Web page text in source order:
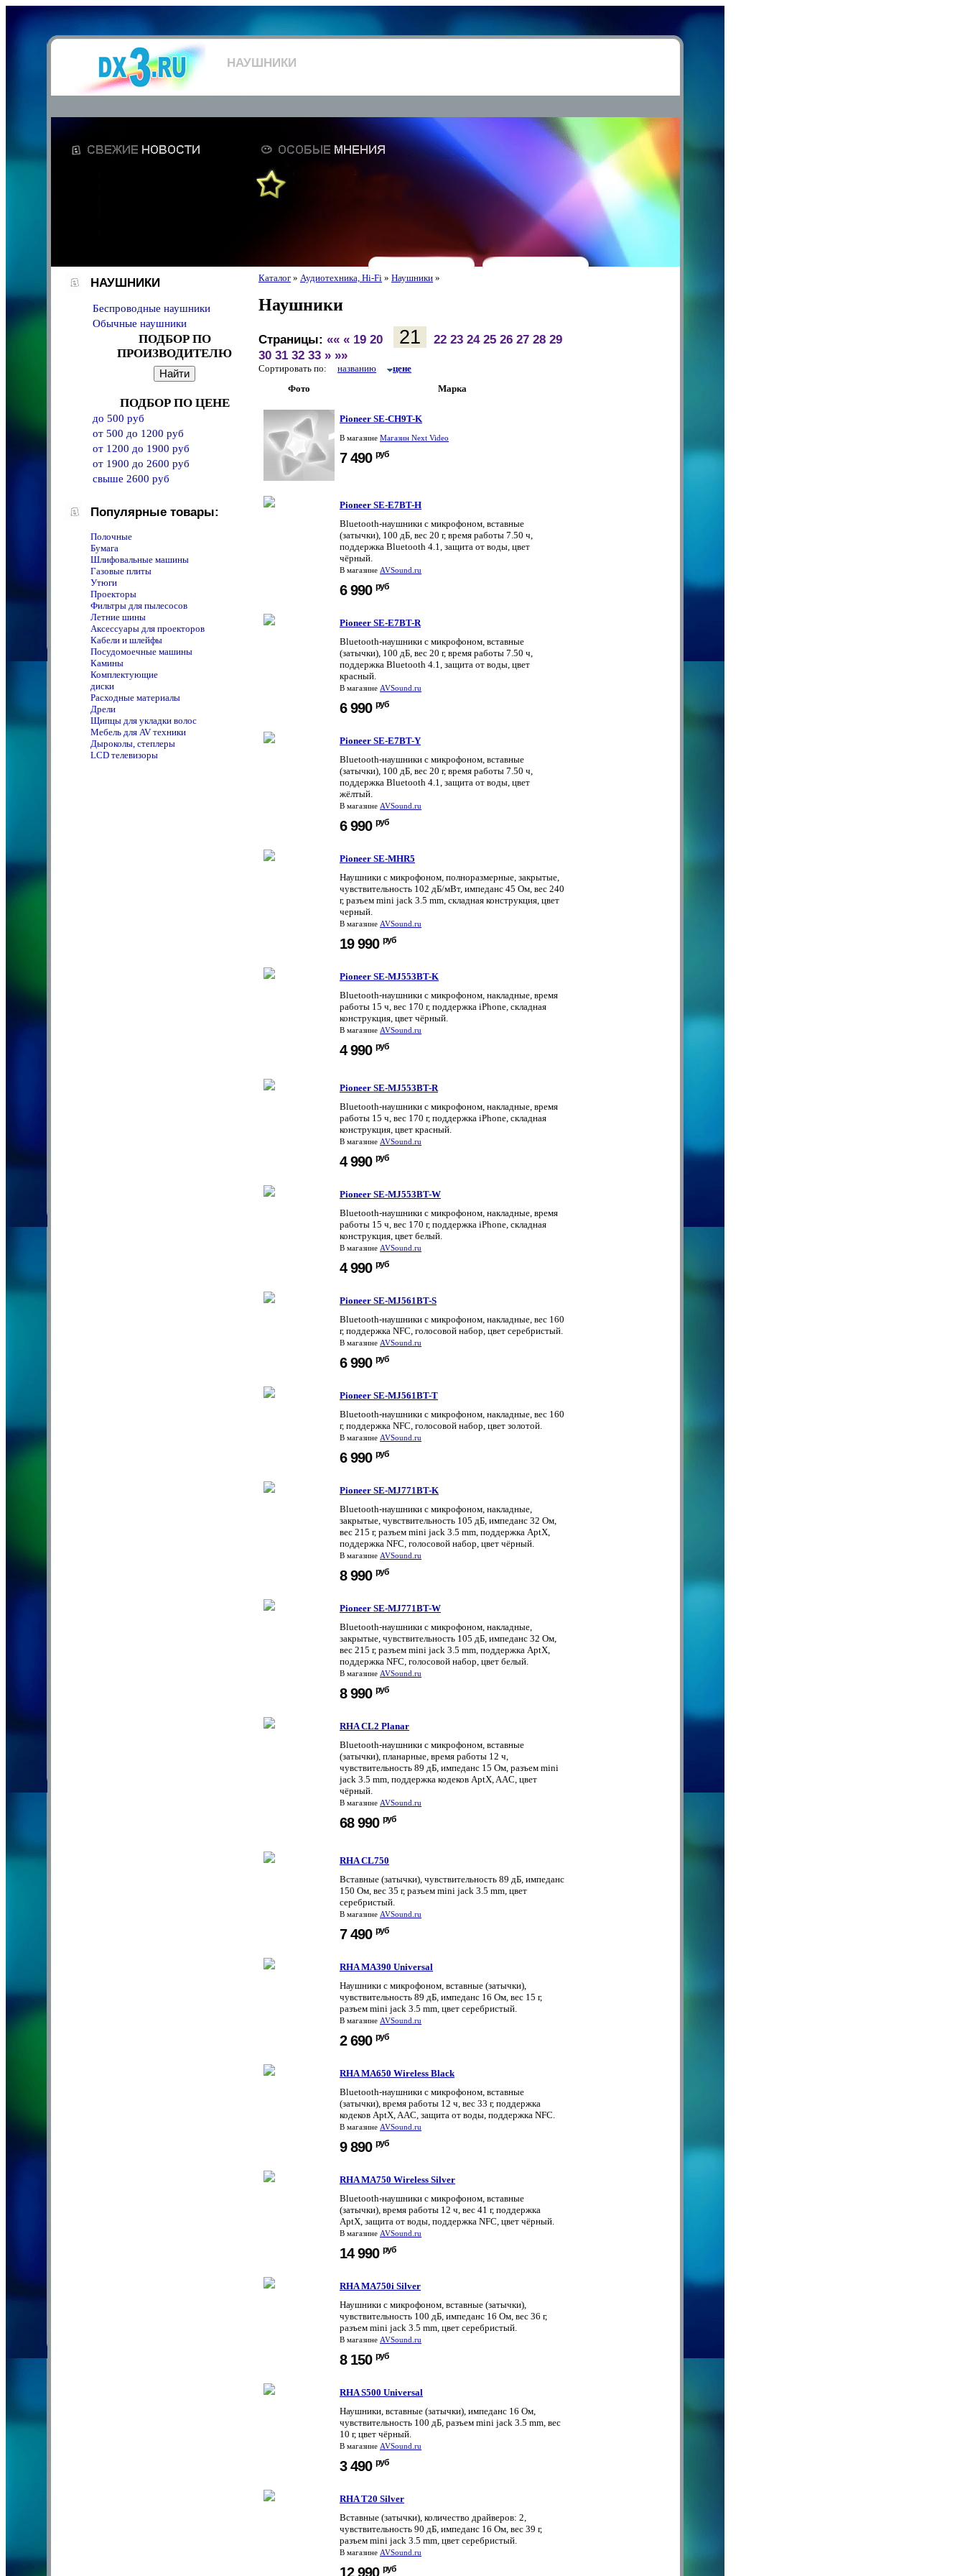
НАУШНИКИ
НАУШНИКИ
Беспроводные наушники
Обычные наушники
ПОДБОР ПО
ПРОИЗВОДИТЕЛЮ
ПОДБОР ПО ЦЕНЕ
до 500 руб
от 500 до 1200 руб
от 1200 до 1900 руб
от 1900 до 2600 руб
свыше 2600 руб
Популярные товары:
Полочные
Бумага
Шлифовальные машины
Газовые плиты
Утюги
Проекторы
Фильтры для пылесосов
Летние шины
Аксессуары для проекторов
Кабели и шлейфы
Посудомоечные машины
Камины
Комплектующие
диски
Расходные материалы
Дрели
Щипцы для укладки волос
Мебель для AV техники
Дыроколы, степлеры
LCD телевизоры
Каталог » Аудиотехника, Hi-Fi » Наушники »
Наушники
Страницы: «« « 19 20 21 22 23 24 25 26 27 28 29
30 31 32 33 » »»
Сортировать по: названию
цене
Фото
Марка
Pioneer SE-CH9T-K
В магазине Магазин Next Video
7 490 руб
Pioneer SE-E7BT-H
Bluetooth-наушники с микрофоном, вставные
(затычки), 100 дБ, вес 20 г, время работы 7.50 ч,
поддержка Bluetooth 4.1, защита от воды, цвет
чёрный.
В магазине AVSound.ru
6 990 руб
Pioneer SE-E7BT-R
Bluetooth-наушники с микрофоном, вставные
(затычки), 100 дБ, вес 20 г, время работы 7.50 ч,
поддержка Bluetooth 4.1, защита от воды, цвет
красный.
В магазине AVSound.ru
6 990 руб
Pioneer SE-E7BT-Y
Bluetooth-наушники с микрофоном, вставные
(затычки), 100 дБ, вес 20 г, время работы 7.50 ч,
поддержка Bluetooth 4.1, защита от воды, цвет
жёлтый.
В магазине AVSound.ru
6 990 руб
Pioneer SE-MHR5
Наушники с микрофоном, полноразмерные, закрытые,
чувствительность 102 дБ/мВт, импеданс 45 Ом, вес 240
г, разъем mini jack 3.5 mm, складная конструкция, цвет
черный.
В магазине AVSound.ru
19 990 руб
Pioneer SE-MJ553BT-K
Bluetooth-наушники с микрофоном, накладные, время
работы 15 ч, вес 170 г, поддержка iPhone, складная
конструкция, цвет чёрный.
В магазине AVSound.ru
4 990 руб
Pioneer SE-MJ553BT-R
Bluetooth-наушники с микрофоном, накладные, время
работы 15 ч, вес 170 г, поддержка iPhone, складная
конструкция, цвет красный.
В магазине AVSound.ru
4 990 руб
Pioneer SE-MJ553BT-W
Bluetooth-наушники с микрофоном, накладные, время
работы 15 ч, вес 170 г, поддержка iPhone, складная
конструкция, цвет белый.
В магазине AVSound.ru
4 990 руб
Pioneer SE-MJ561BT-S
Bluetooth-наушники с микрофоном, накладные, вес 160
г, поддержка NFC, голосовой набор, цвет серебристый.
В магазине AVSound.ru
6 990 руб
Pioneer SE-MJ561BT-T
Bluetooth-наушники с микрофоном, накладные, вес 160
г, поддержка NFC, голосовой набор, цвет золотой.
В магазине AVSound.ru
6 990 руб
Pioneer SE-MJ771BT-K
Bluetooth-наушники с микрофоном, накладные,
закрытые, чувствительность 105 дБ, импеданс 32 Ом,
вес 215 г, разъем mini jack 3.5 mm, поддержка AptX,
поддержка NFC, голосовой набор, цвет чёрный.
В магазине AVSound.ru
8 990 руб
Pioneer SE-MJ771BT-W
Bluetooth-наушники с микрофоном, накладные,
закрытые, чувствительность 105 дБ, импеданс 32 Ом,
вес 215 г, разъем mini jack 3.5 mm, поддержка AptX,
поддержка NFC, голосовой набор, цвет белый.
В магазине AVSound.ru
8 990 руб
RHA CL2 Planar
Bluetooth-наушники с микрофоном, вставные
(затычки), планарные, время работы 12 ч,
чувствительность 89 дБ, импеданс 15 Ом, разъем mini
jack 3.5 mm, поддержка кодеков AptX, AAC, цвет
чёрный.
В магазине AVSound.ru
68 990 руб
RHA CL750
Вставные (затычки), чувствительность 89 дБ, импеданс
150 Ом, вес 35 г, разъем mini jack 3.5 mm, цвет
серебристый.
В магазине AVSound.ru
7 490 руб
RHA MA390 Universal
Наушники с микрофоном, вставные (затычки),
чувствительность 89 дБ, импеданс 16 Ом, вес 15 г,
разъем mini jack 3.5 mm, цвет серебристый.
В магазине AVSound.ru
2 690 руб
RHA MA650 Wireless Black
Bluetooth-наушники с микрофоном, вставные
(затычки), время работы 12 ч, вес 33 г, поддержка
кодеков AptX, AAC, защита от воды, поддержка NFC.
В магазине AVSound.ru
9 890 руб
RHA MA750 Wireless Silver
Bluetooth-наушники с микрофоном, вставные
(затычки), время работы 12 ч, вес 41 г, поддержка
AptX, защита от воды, поддержка NFC, цвет чёрный.
В магазине AVSound.ru
14 990 руб
RHA MA750i Silver
Наушники с микрофоном, вставные (затычки),
чувствительность 100 дБ, импеданс 16 Ом, вес 36 г,
разъем mini jack 3.5 mm, цвет серебристый.
В магазине AVSound.ru
8 150 руб
RHA S500 Universal
Наушники, вставные (затычки), импеданс 16 Ом,
чувствительность 100 дБ, разъем mini jack 3.5 mm, вес
10 г, цвет чёрный.
В магазине AVSound.ru
3 490 руб
RHA T20 Silver
Вставные (затычки), количество драйверов: 2,
чувствительность 90 дБ, импеданс 16 Ом, вес 39 г,
разъем mini jack 3.5 mm, цвет серебристый.
В магазине AVSound.ru
12 990 руб